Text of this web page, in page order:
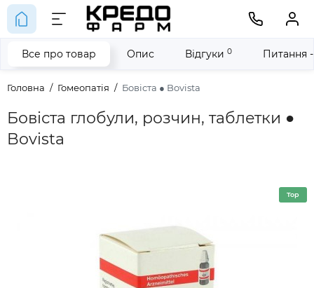
Головна Гомеопатія Бовіста ● Bovista
Бовіста глобули, розчин, таблетки ●
Bovista
Все про товар Опис Відгуки 0 Питання
Top